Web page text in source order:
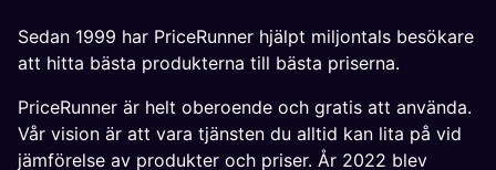
Sedan 1999 har PriceRunner hjälpt miljontals besökare
att hitta bästa produkterna till bästa priserna.
PriceRunner är helt oberoende och gratis att använda.
Vår vision är att vara tjänsten du alltid kan lita på vid
jämförelse av produkter och priser. År 2022 blev